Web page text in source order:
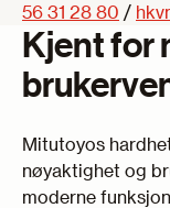
56 31 28 80 /
Kjent for
Mitutoyos
nøyaktighet og
moderne